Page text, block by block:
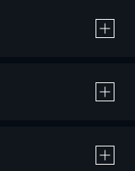
作品の購入 / レンタルです。